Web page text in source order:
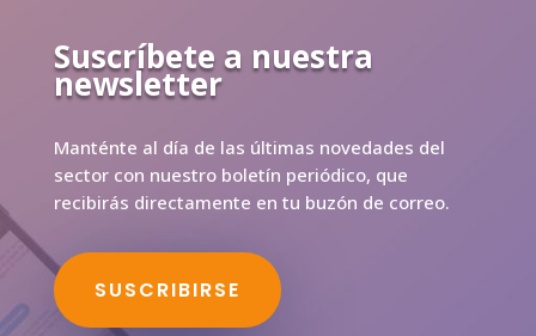
Suscríbete a nuestra
newsletter
Manténte al día de las últimas novedades del
sector con nuestro boletín periódico, que
recibirás directamente en tu buzón de correo.
SUSCRIBIRSE